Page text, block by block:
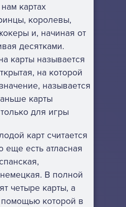
картах
королевы,
и, начиная от
десятками.
карты называется
на которой
называется
карты
для игры
карт считается
еще есть атласная
В полной
четыре карты, а
помощью которой в